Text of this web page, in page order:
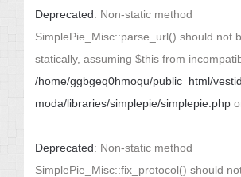
Deprecated: Non-static method
SimplePie_Misc::parse_url() should not
statically, assuming $this from
/home/ggbgeq0hmoqu/public_html/
moda/libraries/simplepie/simplepie.php
Deprecated: Non-static method
SimplePie_Misc::fix_protocol() should